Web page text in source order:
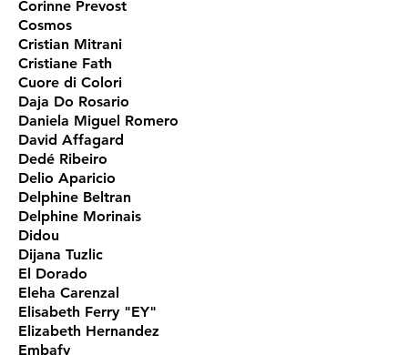
Corinne Prevost
Cosmos
Cristian Mitrani
Cristiane Fath
Cuore di Colori
Daja Do Rosario
Daniela Miguel Romero
David Affagard
Dedé Ribeiro
Delio Aparicio
Delphine Beltran
Delphine Morinais
Didou
Dijana Tuzlic
El Dorado
Eleha Carenzal
Elisabeth Ferry "EY"
Elizabeth Hernandez
Embafy